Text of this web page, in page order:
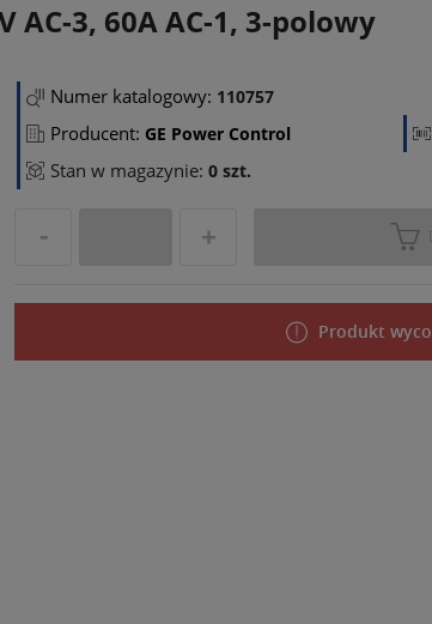
AC-3, 60A AC-1, 3-polowy
Numer katalogowy: 110757
Producent: GE Power Control
Stan w magazynie: 0 szt.
Produkt